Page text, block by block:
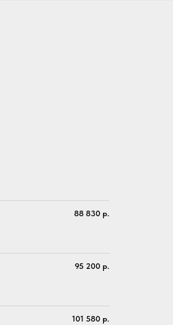
88 830 р.
95 200 р.
101 580 р.